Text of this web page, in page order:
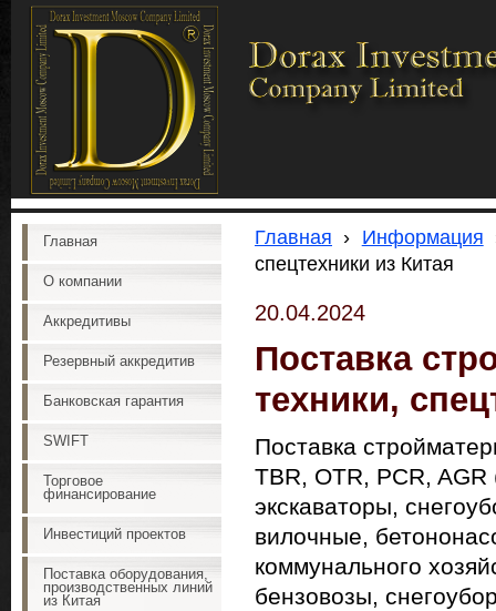
Главная
О компании
Аккредитивы
Резервный аккредитив
Банковская гарантия
SWIFT
Торговое
финансирование
Инвестиций проектов
Поставка оборудования,
производственных линий
из Китая
Главная › Информация
спецтехники из Китая
20.04.2024
Поставка
техники,
Поставка
TBR, OTR, PCR,
экскаваторы,
вилочные,
коммунального
бензовозы,